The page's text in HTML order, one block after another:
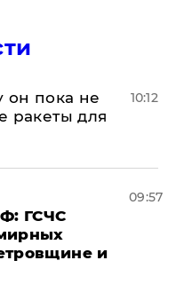
он пока не
ракеты для
10:12
ГСЧС
и
09:57